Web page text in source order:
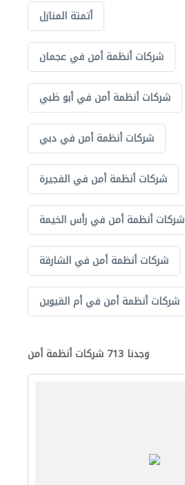
أتمتة المنازل
شركات أنظمة أمن في عجمان
شركات أنظمة أمن في أبو ظبي
شركات أنظمة أمن في دبي
شركات أنظمة أمن في الفجيرة
شركات أنظمة أمن في رأس الخيمة
شركات أنظمة أمن في الشارقة
شركات أنظمة أمن في أم القيوين
وجدنا 713 شركات أنظمة أمن